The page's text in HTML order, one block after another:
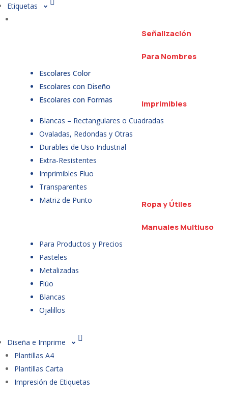
Etiquetas
Señalización
Para Nombres
Escolares Color
Escolares con Diseño
Escolares con Formas
Imprimibles
Blancas – Rectangulares o Cuadradas
Ovaladas, Redondas y Otras
Durables de Uso Industrial
Extra-Resistentes
Imprimibles Fluo
Transparentes
Matriz de Punto
Ropa y Útiles
Manuales Multiuso
Para Productos y Precios
Pasteles
Metalizadas
Flúo
Blancas
Ojalillos
Diseña e Imprime
Plantillas A4
Plantillas Carta
Impresión de Etiquetas